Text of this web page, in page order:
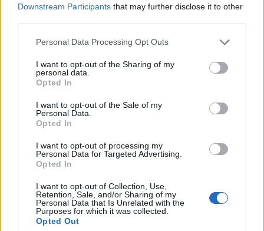
Downstream Participants that may further disclose it to other
Please note that this website/app uses one or more Google
not limited to your visit or usage behaviour. You may click to
grant or deny consent to Google and its third-party tags to
use your data for below specified purposes in below Google
consent section.
Personal Data Processing Opt Outs
I want to opt-out of the Sharing of my
personal data.
Opted In
I want to opt-out of the Sale of my
Personal Data.
Opted In
I want to opt-out of processing my
Personal Data for Targeted Advertising.
Opted In
I want to opt-out of Collection, Use,
Retention, Sale, and/or Sharing of my
Personal Data that Is Unrelated with the
Purposes for which it was collected.
Opted Out
AUTORE
Ilaria Mauri
giornalismo sportivo dopo una notte al
Dall'Ara durante una partita decisiva: oggi
coordina le pagine di competizioni e
commenti. In redazione predilige reportage
partita come prova della svolta.